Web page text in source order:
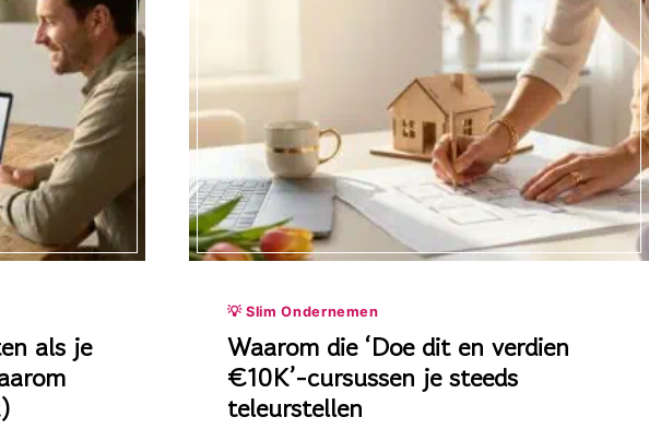
als je
💡 Slim Ondernemen
Waarom die ‘Doe dit en verdien
€10K’-cursussen je steeds
teleurstellen